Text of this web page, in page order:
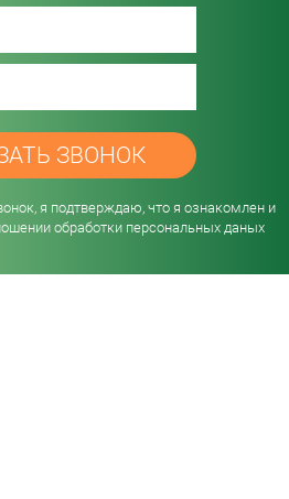
я подтверждаю, что я ознакомлен и
обработки персональных даных